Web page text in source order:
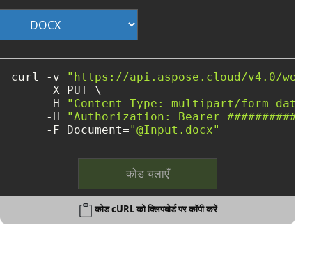
curl -v
"https://api.aspose.cloud/v4.0/
     -X PUT \
     -H
"Content-Type: multipart/form-data"
     -H
"Authorization: Bearer
     -F Document=
"@Input.docx"
कोड चलाएँ
कोड cURL को क्लिपबोर्ड पर कॉपी करें